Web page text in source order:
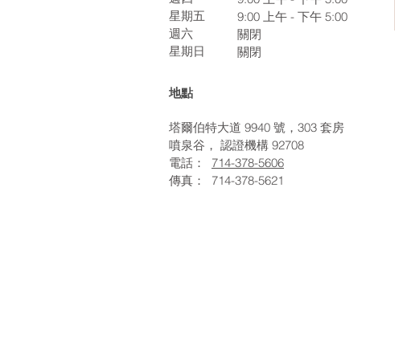
星期五
週六
星期日
9:00 上午 - 下午 5:00
關閉
關閉
地點
塔爾伯特大道 9940 號，303 套房
噴泉谷， 認證機構 92708
電話：
714-378-5606
傳真：
714-378-5621